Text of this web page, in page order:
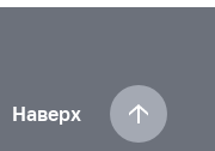
Наверх